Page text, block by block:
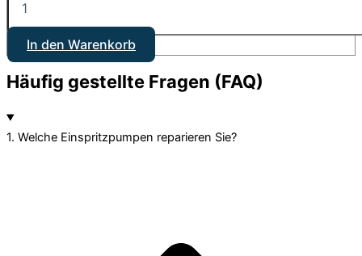
In den Warenkorb
Häufig gestellte Fragen (FAQ)
1. Welche Einspritzpumpen reparieren Sie?